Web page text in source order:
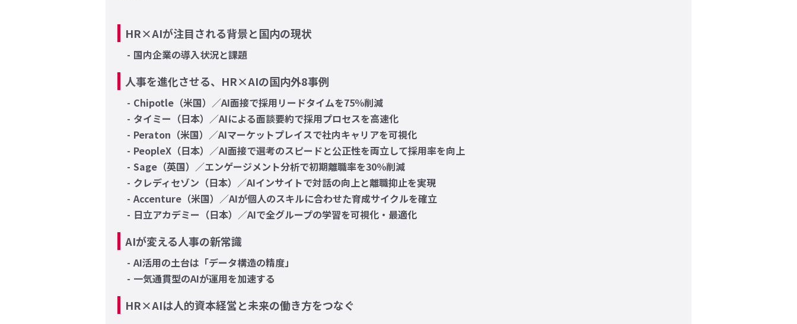
HR×AIが注目される背景と国内の現状
国内企業の導入状況と課題
人事を進化させる、HR×AIの国内外8事例
Chipotle（米国）／AI面接で採用リードタイムを75％削減
タイミー（日本）／AIによる面談要約で採用プロセスを高速化
Peraton（米国）／AIマーケットプレイスで社内キャリアを可視化
PeopleX（日本）／AI面接で選考のスピードと公正性を両立して採用率を向上
Sage（英国）／エンゲージメント分析で初期離職率を30％削減
クレディセゾン（日本）／AIインサイトで対話の向上と離職抑止を実現
Accenture（米国）／AIが個人のスキルに合わせた育成サイクルを確立
日立アカデミー（日本）／AIで全グループの学習を可視化・最適化
AIが変える人事の新常識
AI活用の土台は「データ構造の精度」
一気通貫型のAIが運用を加速する
HR×AIは人的資本経営と未来の働き方をつなぐ